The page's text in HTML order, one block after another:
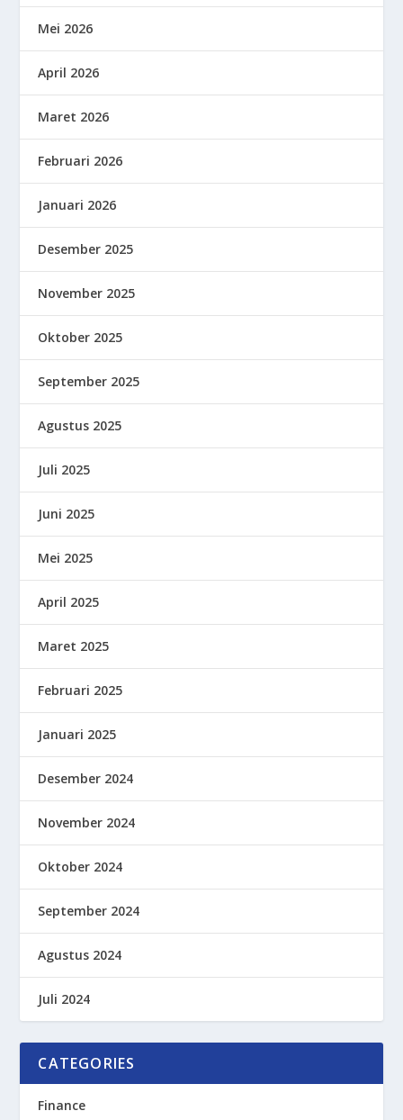
Mei 2026
April 2026
Maret 2026
Februari 2026
Januari 2026
Desember 2025
November 2025
Oktober 2025
September 2025
Agustus 2025
Juli 2025
Juni 2025
Mei 2025
April 2025
Maret 2025
Februari 2025
Januari 2025
Desember 2024
November 2024
Oktober 2024
September 2024
Agustus 2024
Juli 2024
CATEGORIES
Finance